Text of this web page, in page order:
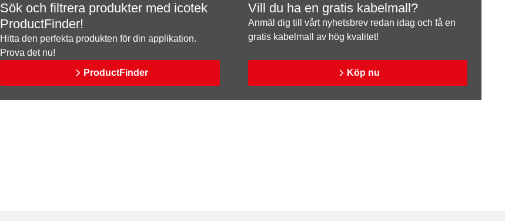
Sök och filtrera produkter med icotek
ProductFinder!
Hitta den perfekta produkten för din applikation.
Prova det nu!
ProductFinder
Vill du ha en gratis kabelmall?
Anmäl dig till vårt nyhetsbrev redan idag och få en
gratis kabelmall av hög kvalitet!
Köp nu